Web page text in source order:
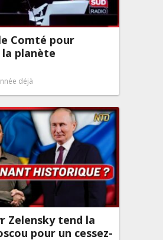
Comté pour
planète
déjà
Zelensky tend la
pour un cessez-